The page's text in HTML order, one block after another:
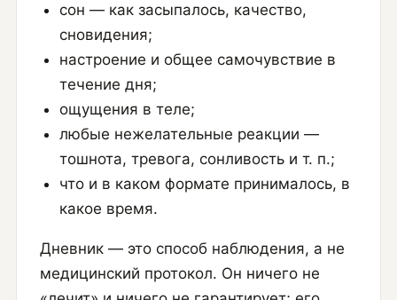
сон — как засыпалось, качество,
сновидения;
настроение и общее самочувствие в
течение дня;
ощущения в теле;
любые нежелательные реакции —
тошнота, тревога, сонливость и т. п.;
что и в каком формате принималось, в
какое время.
Дневник — это способ наблюдения, а не
медицинский протокол. Он ничего не